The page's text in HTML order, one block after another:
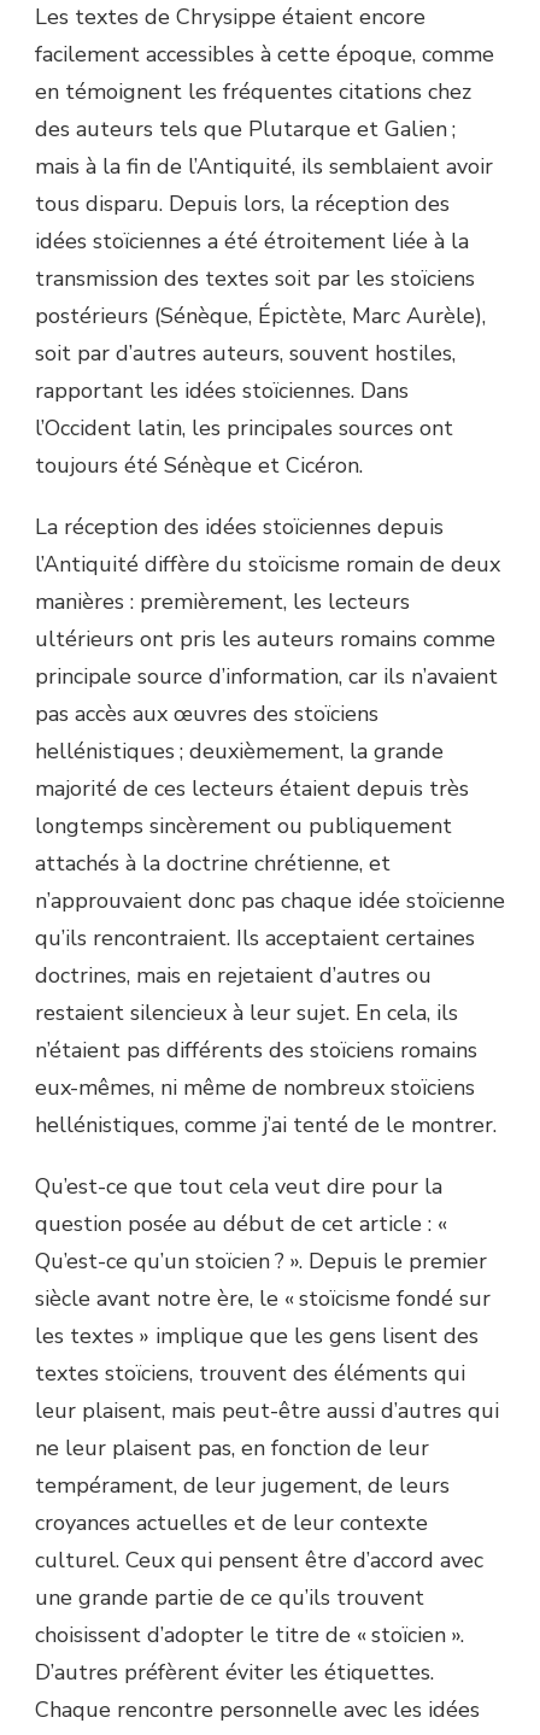
Les textes de Chrysippe étaient encore
facilement accessibles à cette époque, comme
en témoignent les fréquentes citations chez
des auteurs tels que Plutarque et Galien ;
mais à la fin de l’Antiquité, ils semblaient avoir
tous disparu. Depuis lors, la réception des
idées stoïciennes a été étroitement liée à la
transmission des textes soit par les stoïciens
postérieurs (Sénèque, Épictète, Marc Aurèle),
soit par d’autres auteurs, souvent hostiles,
rapportant les idées stoïciennes. Dans
l’Occident latin, les principales sources ont
toujours été Sénèque et Cicéron.
La réception des idées stoïciennes depuis
l’Antiquité diffère du stoïcisme romain de deux
manières : premièrement, les lecteurs
ultérieurs ont pris les auteurs romains comme
principale source d’information, car ils n’avaient
pas accès aux œuvres des stoïciens
hellénistiques ; deuxièmement, la grande
majorité de ces lecteurs étaient depuis très
longtemps sincèrement ou publiquement
attachés à la doctrine chrétienne, et
n’approuvaient donc pas chaque idée stoïcienne
qu’ils rencontraient. Ils acceptaient certaines
doctrines, mais en rejetaient d’autres ou
restaient silencieux à leur sujet. En cela, ils
n’étaient pas différents des stoïciens romains
eux-mêmes, ni même de nombreux stoïciens
hellénistiques, comme j’ai tenté de le montrer.
Qu’est-ce que tout cela veut dire pour la
question posée au début de cet article : «
Qu’est-ce qu’un stoïcien ? ». Depuis le premier
siècle avant notre ère, le « stoïcisme fondé sur
les textes » implique que les gens lisent des
textes stoïciens, trouvent des éléments qui
leur plaisent, mais peut-être aussi d’autres qui
ne leur plaisent pas, en fonction de leur
tempérament, de leur jugement, de leurs
croyances actuelles et de leur contexte
culturel. Ceux qui pensent être d’accord avec
une grande partie de ce qu’ils trouvent
choisissent d’adopter le titre de « stoïcien ».
D’autres préfèrent éviter les étiquettes.
Chaque rencontre personnelle avec les idées